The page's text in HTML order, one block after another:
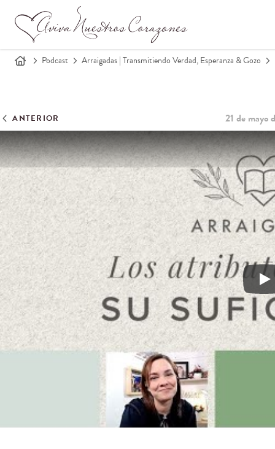
Podcast Arraigadas | Transmitiendo Verdad, Esperanza & Gozo
ANTERIOR 21 de mayo
Los